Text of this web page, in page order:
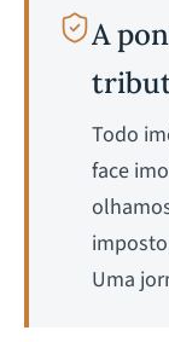
A
Todo
face
Uma